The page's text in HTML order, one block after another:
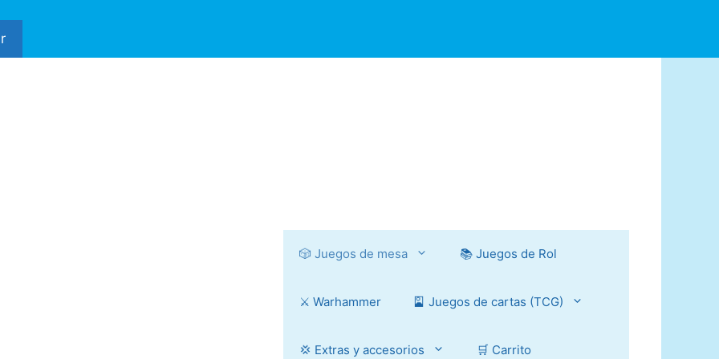
🎲 Juegos de mesa 📚 Juegos de Rol
⚔️ Warhammer 🎴 Juegos de cartas (TCG)
💢 Extras y accesorios 🛒 Carrito